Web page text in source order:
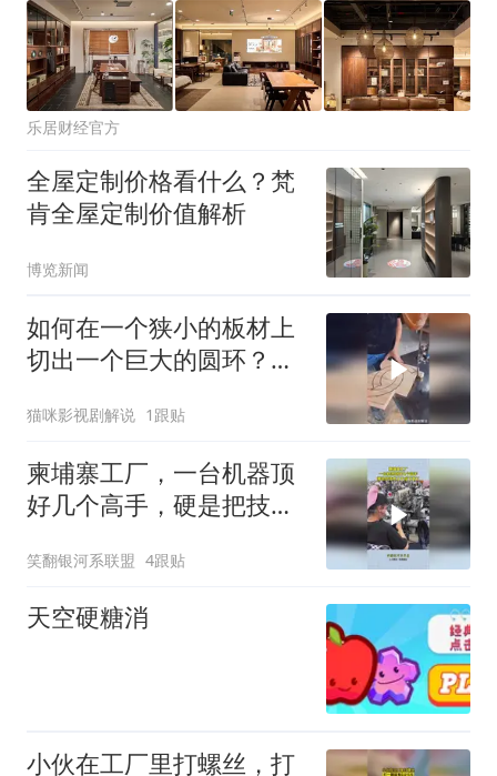
乐居财经官方
全屋定制价格看什么？梵
肯全屋定制价值解析
博览新闻
如何在一个狭小的板材上
切出一个巨大的圆环？木
猫咪影视剧解说 1跟贴
柬埔寨工厂，一台机器顶
好几个高手，硬是把技术
笑翻银河系联盟 4跟贴
天空硬糖消
小伙在工厂里打螺丝，打